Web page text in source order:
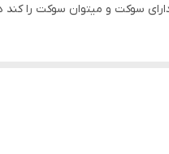
سوکت و میتوان سوکت را کند